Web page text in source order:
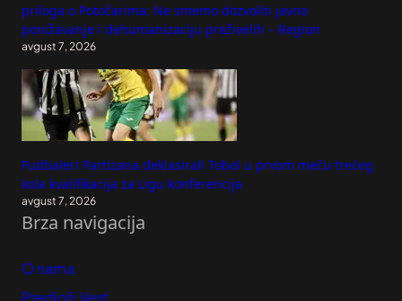
priloga o Potočarima: Ne smemo dozvoliti javno
ponižavanje i dehumanizaciju preživelih – Region
avgust 7, 2026
Fudbaleri Partizana deklasirali Tobol u prvom meču trećeg
kola kvalifikacija za Ligu konferencija
avgust 7, 2026
Brza navigacija
O nama
Predloži Vest